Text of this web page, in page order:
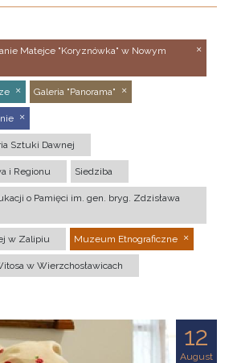
Matejce "Koryznówka" w Nowym
Galeria "Panorama"
Sztuki Dawnej
i Regionu Siedziba
o Pamięci im. gen. bryg. Zdzisława
w Zalipiu Muzeum Etnograficzne
w Wierzchosławicach
12
August